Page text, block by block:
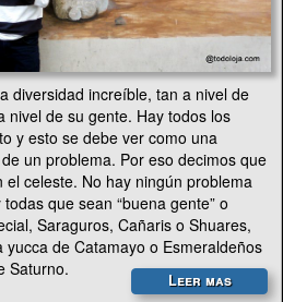
diversidad increíble, tan a nivel de
nivel de su gente. Hay todos los
y esto se debe ver como una
un problema. Por eso decimos que
celeste. No hay ningún problema
que sean “buena gente” o
Saraguros, Cañaris o Shuares,
yucca de Catamayo o Esmeraldeños
Saturno.
Leer mas